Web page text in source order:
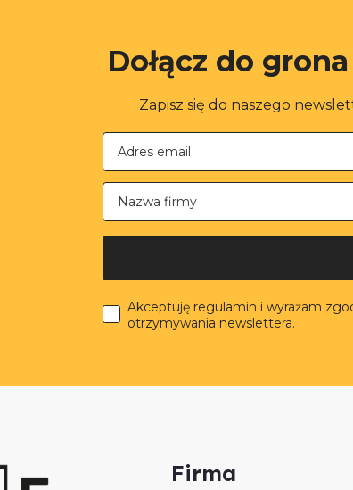
Dołącz do
Zapisz się do naszego
Nazwa firmy
Akceptuję regulamin i wyrażam
otrzymywania newslettera.
Firma